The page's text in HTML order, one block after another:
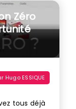
Zéro
Hugo ESSIQUE
tous déjà